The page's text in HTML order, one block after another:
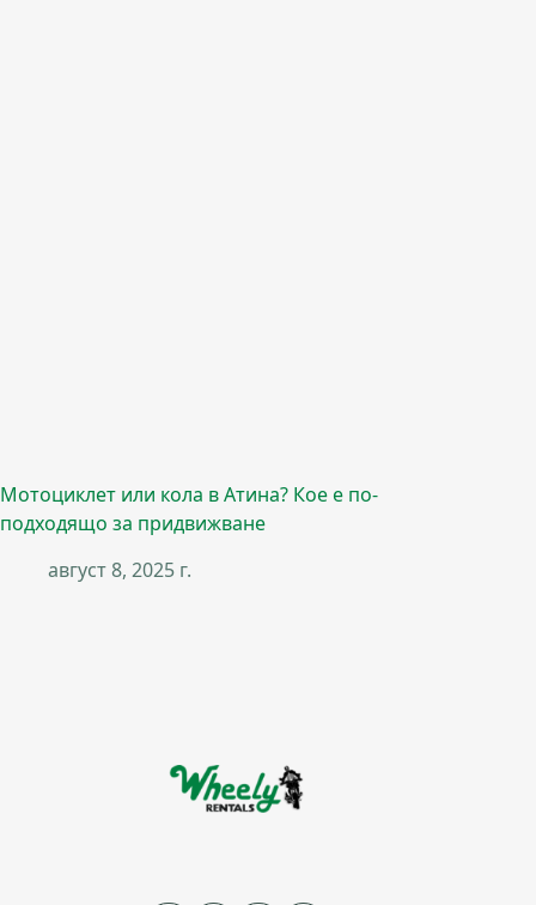
Мотоциклет или кола в Атина? Кое е по-
подходящо за придвижване
август 8, 2025 г.